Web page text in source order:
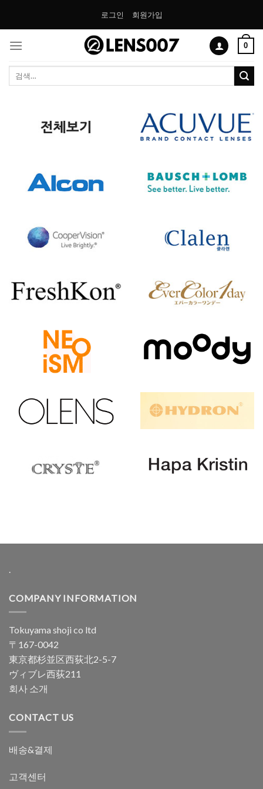
로그인 회원가입
0
색:
COMPANY INFORMATION
Tokuyama shoji co ltd
〒167-0042
東京都杉並区西荻北2-5-7
ヴィブレ西荻211
회사 소개
CONTACT US
배송&결제
고객센터